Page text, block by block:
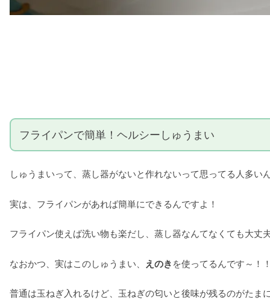
フライパンで簡単！ヘルシーしゅうまい
しゅうまいって、蒸し器がないと作れないって思ってる人多い
実は、フライパンがあれば簡単にできるんですよ！
フライパン使えば洗い物も楽だし、蒸し器なんてなくても大丈
なおかつ、実はこのしゅうまい、 えのき を使ってるんです～！
普通は玉ねぎ入れるけど、玉ねぎの匂いと後味が残るのがたま